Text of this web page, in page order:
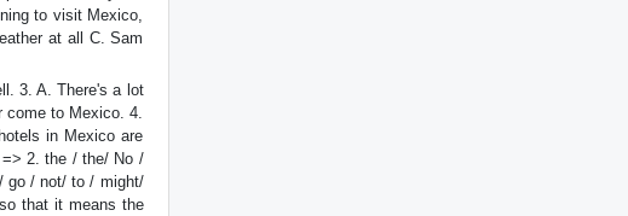
to visit Mexico,
at all C. Sam
3. A. There's a lot
come to Mexico. 4.
in Mexico are
2. the / the/ No /
go / not/ to / might/
that it means the